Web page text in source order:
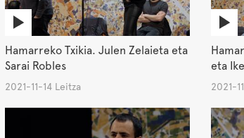
Hamarreko Txikia. Julen Zelaieta eta
Sarai Robles
2021-11-14 Leitza
eta
2021-